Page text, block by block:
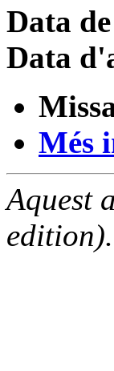
Data
Data
Més
Aquest
edition).